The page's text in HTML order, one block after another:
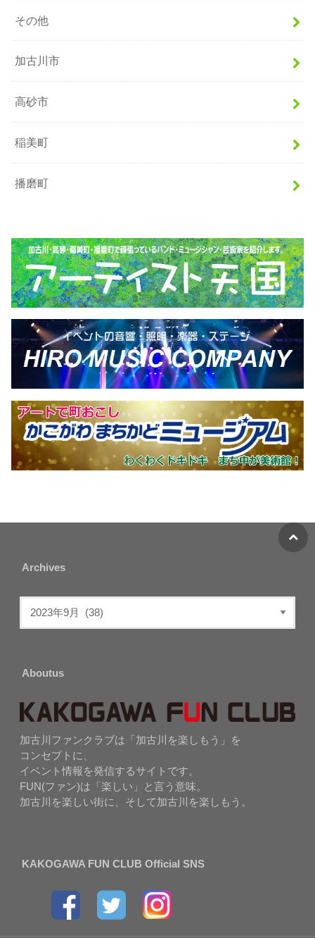
その他
加古川市
高砂市
稲美町
播磨町
Archives
Aboutus
加古川ファンクラブは「加古川を楽しもう」を
コンセプトに、
イベント情報を発信するサイトです。
FUN(ファン)は「楽しい」と言う意味。
加古川を楽しい街に、そして加古川を楽しもう。
KAKOGAWA FUN CLUB Official SNS